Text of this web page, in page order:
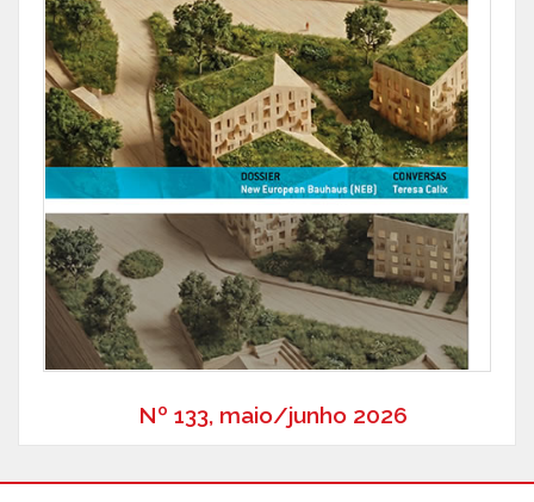
Nº 133, maio/junho 2026